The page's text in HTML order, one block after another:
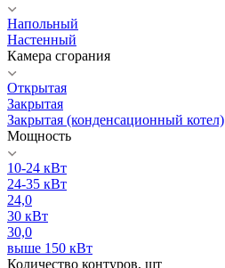
Напольный
Настенный
Камера сгорания
Открытая
Закрытая
Закрытая (конденсационный котел)
Мощность
10-24 кВт
24-35 кВт
24,0
30 кВт
30,0
выше 150 кВт
Количество контуров, шт